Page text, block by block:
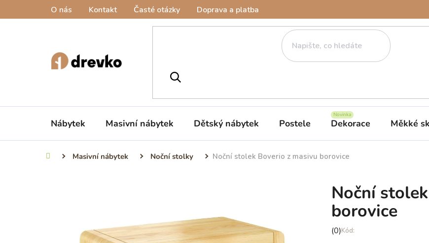
O nás Kontakt Časté otázky Doprava a platba
Nábytek Masivní nábytek Dětský nábytek Postele Dekorace Měkké
Domů Masivní nábytek Noční stolky Noční stolek Boverio z masivu borovice
Noční
borovice
Průměrné
(0)